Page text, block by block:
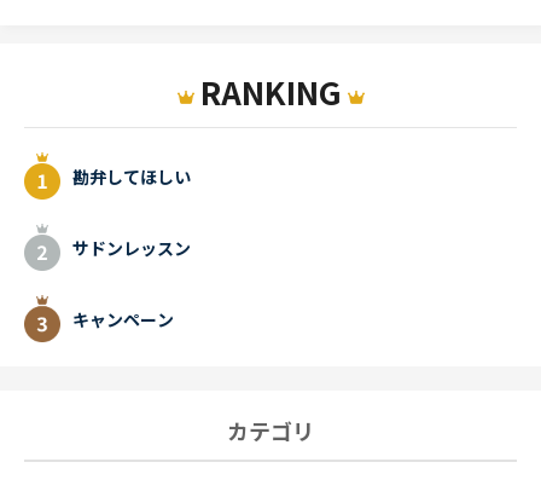
RANKING
勘弁してほしい
サドンレッスン
キャンペーン
カテゴリ